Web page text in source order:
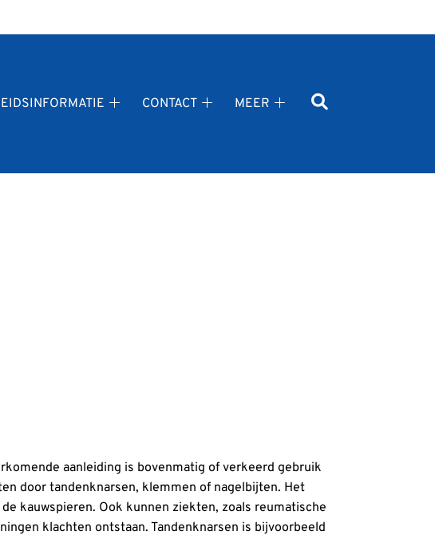
CONTACT
MEER
aanleiding is bovenmatig of verkeerd gebruik
door tandenknarsen, klemmen of nagelbijten. Het
kauwspieren. Ook kunnen ziekten, zoals reumatische
klachten ontstaan. Tandenknarsen is bijvoorbeeld